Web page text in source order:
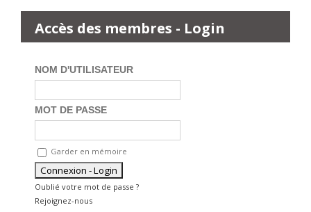
Accès des membres - Login
NOM D'UTILISATEUR
MOT DE PASSE
Garder en mémoire
Oublié votre mot de passe ?
Rejoignez-nous